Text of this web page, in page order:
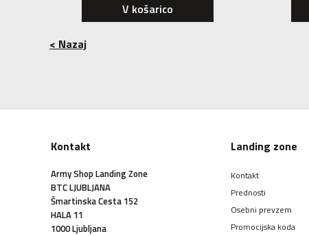
V košarico
< Nazaj
Kontakt
Army Shop Landing Zone
BTC LJUBLJANA
Šmartinska Cesta 152
HALA 11
1000 Ljubljana
Landing zone
Kontakt
Prednosti
Osebni prevzem
Promocijska koda